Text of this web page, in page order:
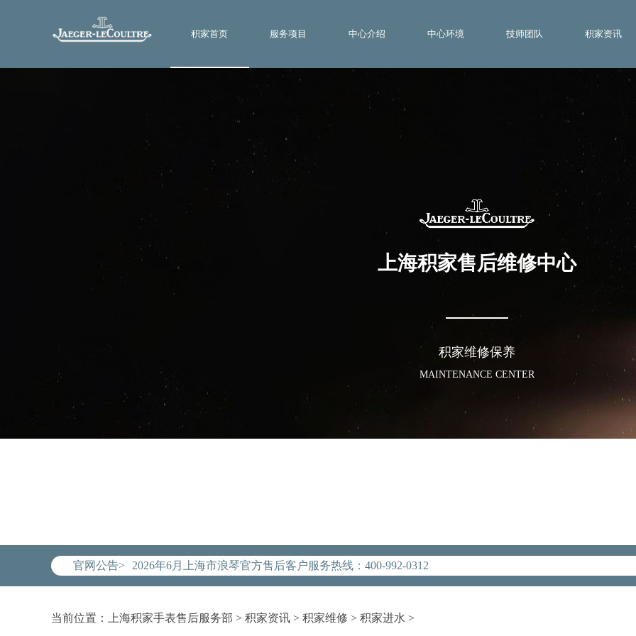
积家首页 服务项目 中心介绍 中心环境 技师团队 积家资讯
上海积家售后维修中心
积家维修保养
MAINTENANCE CENTER
官网公告>
2026年6月上海市浪琴官方售后客户服务热线：400-992-0312
2026年6月浪琴售后服务中心最新网点地址：
上海市徐汇区虹桥路3号港汇中心写字楼2座37层3705室（需提前预约）
上海市黄浦区南京东路299号宏伊国际广场写字楼8层806室浪琴售后服务中心（需提前预约）
当前位置： 上海积家手表售后服务部 > 积家资讯 > 积家维修 > 积家进水 >